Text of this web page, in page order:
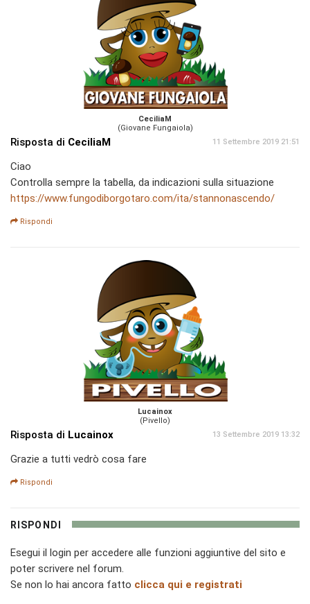
CeciliaM
(Giovane Fungaiola)
Risposta di CeciliaM 11 Settembre 2019 21:51
Ciao
Controlla sempre la tabella, da indicazioni sulla situazione
https://www.fungodiborgotaro.com/ita/stannonascendo/
Rispondi
Lucainox
(Pivello)
Risposta di Lucainox 13 Settembre 2019 13:32
Grazie a tutti vedrò cosa fare
Rispondi
RISPONDI
Esegui il login per accedere alle funzioni aggiuntive del sito e
poter scrivere nel forum.
Se non lo hai ancora fatto clicca qui e registrati